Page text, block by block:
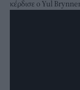
κέρδισε ο Yul